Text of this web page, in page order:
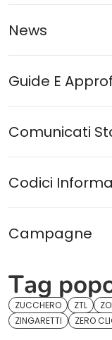
News
Guide E
Comunicati
Codici Informa
Campagne
Tag
ZUCCHERO ZTL
ZINGARETTI
ZERO